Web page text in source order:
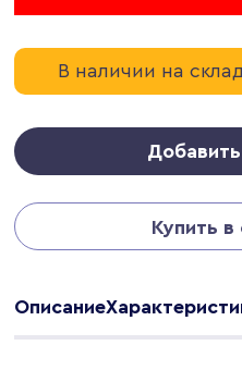
В наличии на
Купить в
Описание